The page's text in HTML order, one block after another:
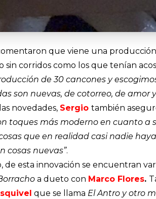
que viene una
sin corridos como los que tenían
de 30 cancones y
son nuevas, de cotorreo, de amor
novedades, Sergio también
toques más moderno en cuanto a
que en realidad casi nadie
cosas nuevas”.
de esta innovación se encuentran
a dueto con Marco Flores.
que se llama El Antro y otro